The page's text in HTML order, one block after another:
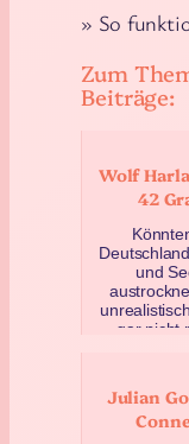
» So
Zum
Beiträge:
Wolf
42
und
gar nicht
Juli 14,
Julian